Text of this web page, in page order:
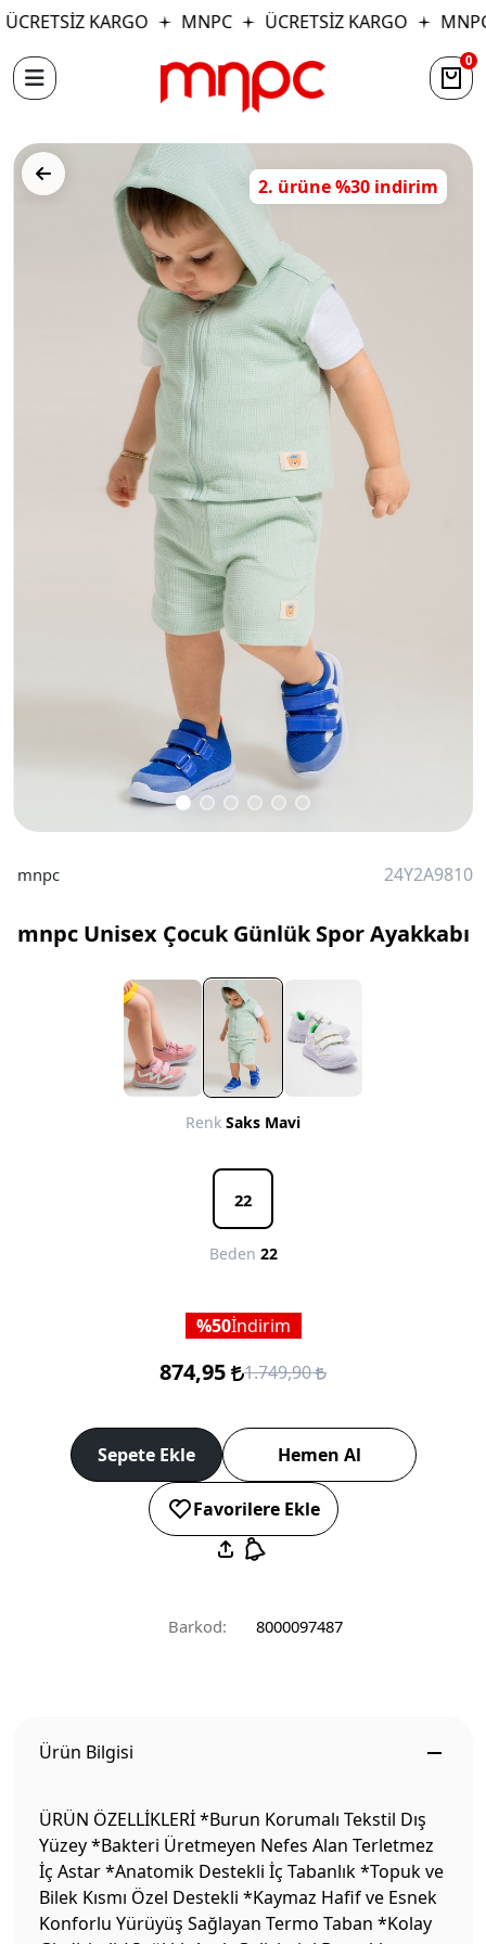
KARGO MNPC ÜCRETSİZ KARGO MNPC
0
2. ürüne %30 indirim
mnpc 24Y2A9810
mnpc Unisex Çocuk Günlük Spor Ayakkabı
Renk Saks Mavi
22
Beden 22
50İndirim
874,95 1.749,90
Sepete Ekle Hemen Al
Favorilere Ekle
Barkod: 8000097487
Ürün Bilgisi
ÜRÜN ÖZELLİKLERİ *Burun Korumalı Tekstil Dış
Yüzey *Bakteri Üretmeyen Nefes Alan Terletmez
İç Astar *Anatomik Destekli İç Tabanlık *Topuk ve
Bilek Kısmı Özel Destekli *Kaymaz Hafif ve Esnek
Konforlu Yürüyüş Sağlayan Termo Taban *Kolay